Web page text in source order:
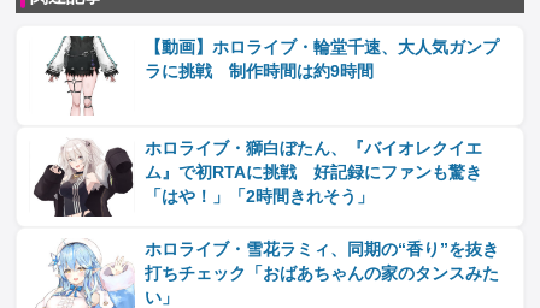
【動画】ホロライブ・輪堂千速、大人気ガンプ
ラに挑戦 制作時間は約9時間
ホロライブ・獅白ぼたん、『バイオレクイエ
ム』で初RTAに挑戦 好記録にファンも驚き
「はや！」「2時間きれそう」
ホロライブ・雪花ラミィ、同期の“香り”を抜き
打ちチェック「おばあちゃんの家のタンスみた
い」